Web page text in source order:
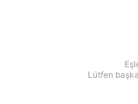
Lütfen